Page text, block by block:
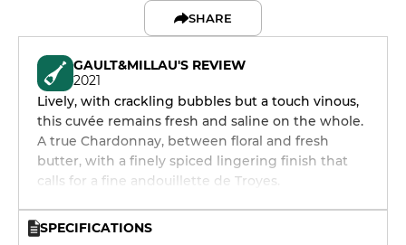
SHARE
GAULT&MILLAU'S REVIEW
2021
Lively, with crackling bubbles but a touch vinous,
this cuvée remains fresh and saline on the whole.
A true Chardonnay, between floral and fresh
butter, with a finely spiced lingering finish that
calls for a fine andouillette de Troyes.
SPECIFICATIONS